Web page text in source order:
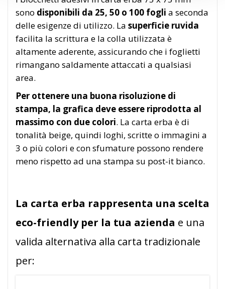
sono disponibili da 25, 50 o 100 fogli a seconda
delle esigenze di utilizzo. La superficie ruvida
facilita la scrittura e la colla utilizzata è
altamente aderente, assicurando che i foglietti
rimangano saldamente attaccati a qualsiasi
area.
Per ottenere una buona risoluzione di
stampa, la grafica deve essere riprodotta al
massimo con due colori. La carta erba è di
tonalità beige, quindi loghi, scritte o immagini a
3 o più colori e con sfumature possono rendere
meno rispetto ad una stampa su post-it bianco.
La carta erba rappresenta una scelta
eco-friendly per la tua azienda e una
valida alternativa alla carta tradizionale
per: